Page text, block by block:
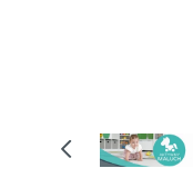
Pomiń galerię zdjęć